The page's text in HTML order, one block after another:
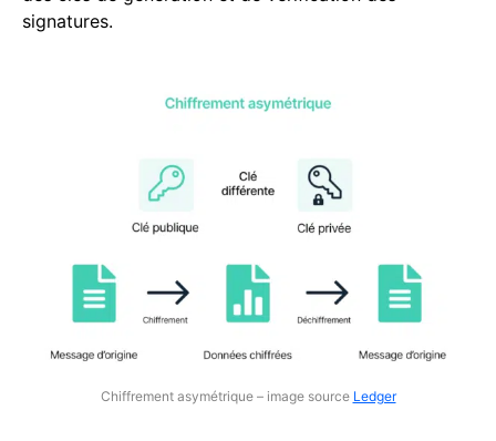
signatures.
Chiffrement asymétrique – image source Ledger